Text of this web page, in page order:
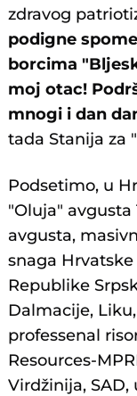
zdravog
podigne
borcima
moj otac!
mnogi i dan
tada Stanija za
Podsetimo, u
"Oluja" avgusta
avgusta,
snaga
Republike
Dalmacije,
professenal
Resources-
Virdžinija,